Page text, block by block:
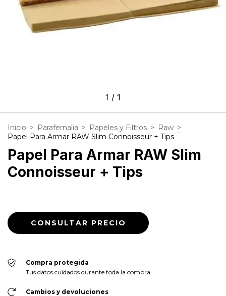
1 / 1
Inicio > Parafernalia > Papeles y Filtros > Raw >
Papel Para Armar RAW Slim Connoisseur + Tips
Papel Para Armar RAW Slim
Connoisseur + Tips
Compra protegida
Tus datos cuidados durante toda la compra.
Cambios y devoluciones